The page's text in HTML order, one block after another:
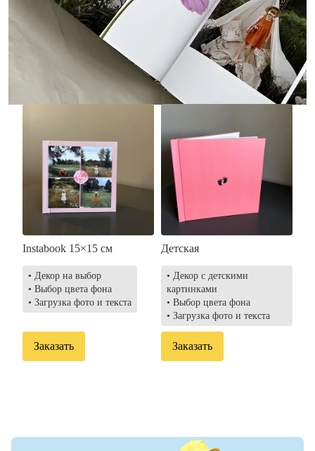
• Выбор цвета фона
• Загрузка фото и текста
акварельных красок
• Выбор цвета фона
• Загрузка фото и текста
Instabook 15×15 см
• Декор на выбор
• Выбор цвета фона
• Загрузка фото и текста
Заказать
Детская
• Декор с детскими
картинками
• Выбор цвета фона
• Загрузка фото и текста
Заказать